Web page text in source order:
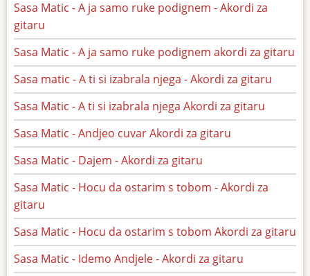
Sasa Matic - A ja samo ruke podignem - Akordi za
gitaru
Sasa Matic - A ja samo ruke podignem akordi za gitaru
Sasa matic - A ti si izabrala njega - Akordi za gitaru
Sasa Matic - A ti si izabrala njega Akordi za gitaru
Sasa Matic - Andjeo cuvar Akordi za gitaru
Sasa Matic - Dajem - Akordi za gitaru
Sasa Matic - Hocu da ostarim s tobom - Akordi za
gitaru
Sasa Matic - Hocu da ostarim s tobom Akordi za gitaru
Sasa Matic - Idemo Andjele - Akordi za gitaru